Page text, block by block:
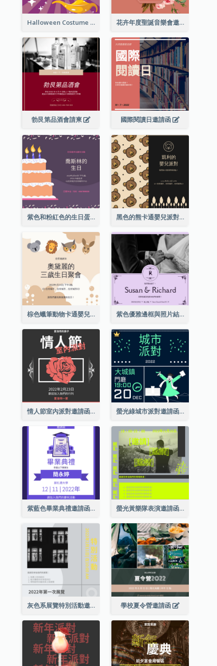
Halloween Costume Party Invitation 花卉年度聖誕音樂會邀請函
勃艮第品酒會請柬 國際閱讀日邀請函
紫色和粉紅色的生日蛋糕插圖聚會請柬 黑色的熊卡通嬰兒派對請柬
棕色蠟筆動物卡通嬰兒生日邀請 紫色優雅邊框與照片結婚請柬
情人節室內派對邀請函 螢光綠城市派對邀請函
紫藍色畢業典禮邀請函 螢光黃樂隊表演邀請函
灰色系展覽特別活動邀請函 學校夏令營邀請函